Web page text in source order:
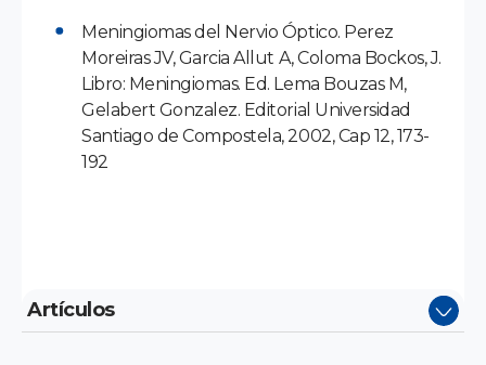
Meningiomas del Nervio Óptico. Perez
Moreiras JV, Garcia Allut A, Coloma Bockos, J.
Libro: Meningiomas. Ed. Lema Bouzas M,
Gelabert Gonzalez. Editorial Universidad
Santiago de Compostela, 2002, Cap 12, 173-
192
Artículos